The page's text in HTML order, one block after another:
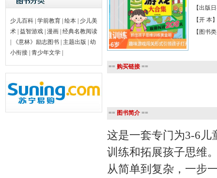
少儿百科 学前教育 绘本
少儿美
术 益智游戏 漫画 经典名教阅读
《意林》励志图书 主题出版
幼
小衔接 青少年文学
【出版
【开 本
【图书
== 购买链接 ==
== 图书简介 ==
这是一套专门为3-6儿
训练和拓展孩子思维
从简单到复杂，一步